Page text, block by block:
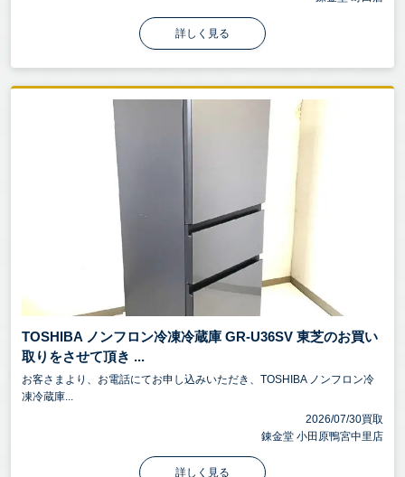
詳しく見る
TOSHIBA ノンフロン冷凍冷蔵庫 GR-U36SV 東芝のお買い
取りをさせて頂き ...
お客さまより、お電話にてお申し込みいただき、TOSHIBA ノンフロン冷
凍冷蔵庫...
2026/07/30買取
錬金堂 小田原鴨宮中里店
詳しく見る